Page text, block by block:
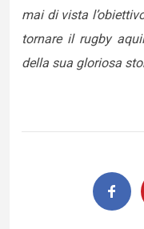
mai di vista
tornare il rugby
della sua gloriosa